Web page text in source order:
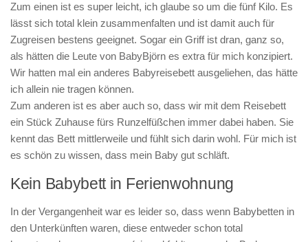
Zum einen ist es super leicht, ich glaube so um die fünf Kilo. Es
lässt sich total klein zusammenfalten und ist damit auch für
Zugreisen bestens geeignet. Sogar ein Griff ist dran, ganz so,
als hätten die Leute von BabyBjörn es extra für mich konzipiert.
Wir hatten mal ein anderes Babyreisebett ausgeliehen, das hätte
ich allein nie tragen können.
Zum anderen ist es aber auch so, dass wir mit dem Reisebett
ein Stück Zuhause fürs Runzelfüßchen immer dabei haben. Sie
kennt das Bett mittlerweile und fühlt sich darin wohl. Für mich ist
es schön zu wissen, dass mein Baby gut schläft.
Kein Babybett in Ferienwohnung
In der Vergangenheit war es leider so, dass wenn Babybetten in
den Unterkünften waren, diese entweder schon total